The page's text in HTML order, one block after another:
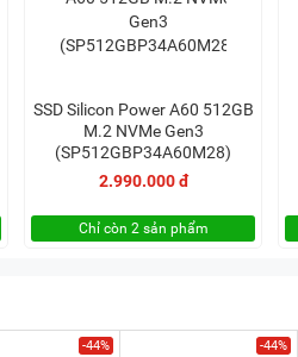
SSD Silicon Power A60 512GB
M.2 NVMe Gen3
(SP512GBP34A60M28)
2.990.000 đ
Chỉ còn 2 sản phẩm
-44% -44%